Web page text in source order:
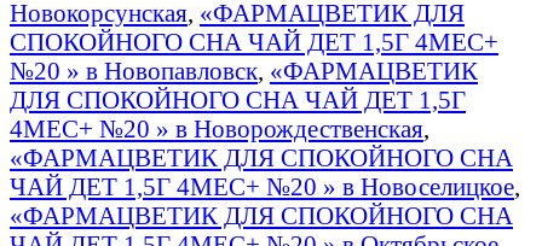
Новокорсунская, «ФАРМАЦВЕТИК ДЛЯ
СПОКОЙНОГО СНА ЧАЙ ДЕТ 1,5Г 4МЕС+
№20 » в Новопавловск, «ФАРМАЦВЕТИК
ДЛЯ СПОКОЙНОГО СНА ЧАЙ ДЕТ 1,5Г
4МЕС+ №20 » в Новорождественская,
«ФАРМАЦВЕТИК ДЛЯ СПОКОЙНОГО СНА
ЧАЙ ДЕТ 1,5Г 4МЕС+ №20 » в Новоселицкое,
«ФАРМАЦВЕТИК ДЛЯ СПОКОЙНОГО СНА